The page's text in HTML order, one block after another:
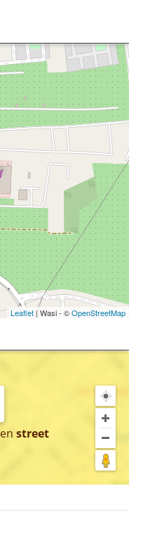
Leaflet | Wasi - ©OpenStreetMap
en street